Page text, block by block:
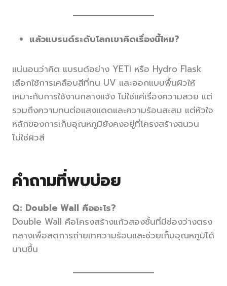
แล้วแบรนด์ระดับโลกเขาคิดเรื่องนี้ไหม?
แน่นอนว่าคิด แบรนด์อย่าง YETI หรือ Hydro Flask
เลือกใช้การเคลือบสีที่ทน UV และออกแบบพื้นผิวให้
เหมาะกับการใช้งานกลางแจ้ง ไม่ใช่แค่เรื่องความสวย แต่
รวมถึงความทนต่อแสงแดดและความร้อนสะสม แต่หัวใจ
หลักของการเก็บอุณหภูมิยังคงอยู่ที่โครงสร้างฉนวน
ไม่ใช่ผิวสี
คำถามที่พบบ่อย
Q: Double Wall คืออะไร?
Double Wall คือโครงสร้างแก้วสองชั้นที่มีช่องว่างตรง
กลางเพื่อลดการถ่ายเทความร้อนและช่วยเก็บอุณหภูมิได้
นานขึ้น